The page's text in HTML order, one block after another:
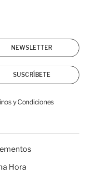
NEWSLETTER
SUSCRÍBETE
y Condiciones
Hora